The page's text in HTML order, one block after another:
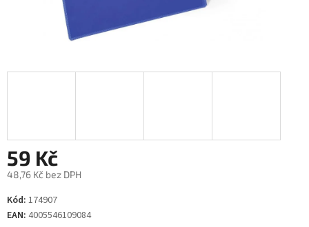
59 Kč
48,76 Kč bez DPH
Měrná
cena:
Kód: 174907
EAN: 4005546109084